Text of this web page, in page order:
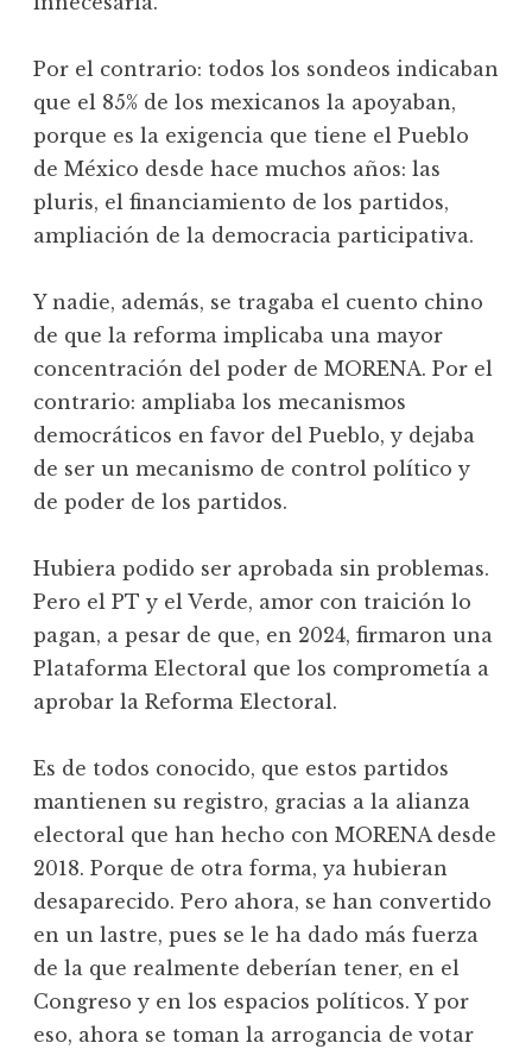
Por el contrario: todos los sondeos indicaban
que el 85% de los mexicanos la apoyaban,
porque es la exigencia que tiene el Pueblo
de México desde hace muchos años: las
pluris, el financiamiento de los partidos,
ampliación de la democracia participativa.
Y nadie, además, se tragaba el cuento chino
de que la reforma implicaba una mayor
concentración del poder de MORENA. Por el
contrario: ampliaba los mecanismos
democráticos en favor del Pueblo, y dejaba
de ser un mecanismo de control político y
de poder de los partidos.
Hubiera podido ser aprobada sin problemas.
Pero el PT y el Verde, amor con traición lo
pagan, a pesar de que, en 2024, firmaron una
Plataforma Electoral que los comprometía a
aprobar la Reforma Electoral.
Es de todos conocido, que estos partidos
mantienen su registro, gracias a la alianza
electoral que han hecho con MORENA desde
2018. Porque de otra forma, ya hubieran
desaparecido. Pero ahora, se han convertido
en un lastre, pues se le ha dado más fuerza
de la que realmente deberían tener, en el
Congreso y en los espacios políticos. Y por
eso, ahora se toman la arrogancia de votar